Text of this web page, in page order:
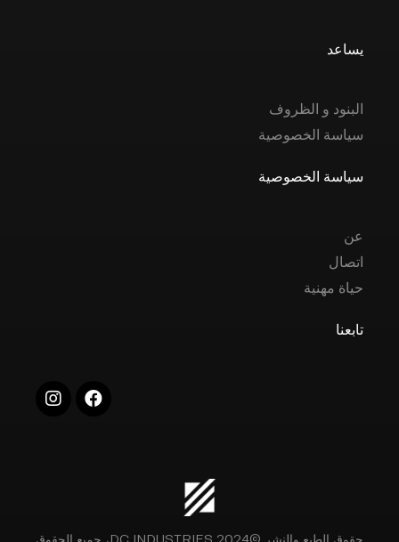
يساعد
البنود و الظروف
سياسة الخصوصية
سياسة الخصوصية
عن
اتصال
حياة مهنية
تابعنا
حقوق الطبع والنشر ©2024 DC INDUSTRIES، جميع الحقوق